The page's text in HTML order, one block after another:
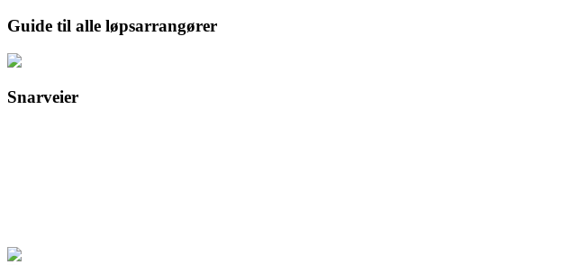
Guide til alle løpsarrangører
Snarveier